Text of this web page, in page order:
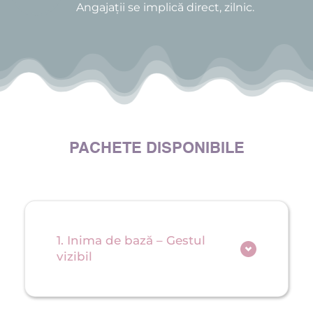
Angajații se implică direct, zilnic.
PACHETE DISPONIBILE
1. Inima de bază – Gestul